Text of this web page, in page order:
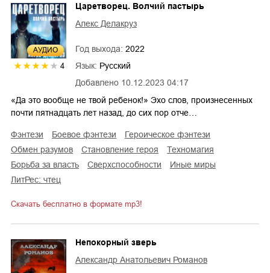
AУДИО
4
Добавлено 10.12.2023 04:17
Царетворец. Волчий пастырь
Алекс Делакруз
Год выхода: 2022
Язык: Русский
«Да это вообще не твой ребенок!» Эхо слов, произнесенных
почти пятнадцать лет назад, до сих пор отче…
фэнтези боевое фэнтези
героическое фэнтези
обмен разумов
становление героя
техномагия
борьба за власть
сверхспособности
иные миры
ЛитРес: чтец
Скачать бесплатно в формате mp3!
Непокорный зверь
Александр Анатольевич Романов